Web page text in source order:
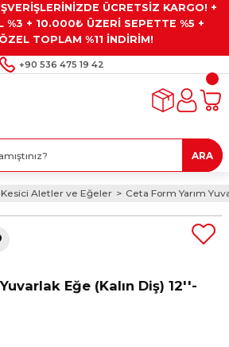
ÜCRETSİZ KARGO! +
%3 + 10.000₺ ÜZERİ SEPETTE %5 +
TOPLAM %11 İNDİRİM!
+90 536 475 19 42
Dön
Dön
Dön
Dön
Dön
ARA
Kesici Aletler ve Eğeler Ceta Form Yarım
Eğe (Kalın Diş) 12''-